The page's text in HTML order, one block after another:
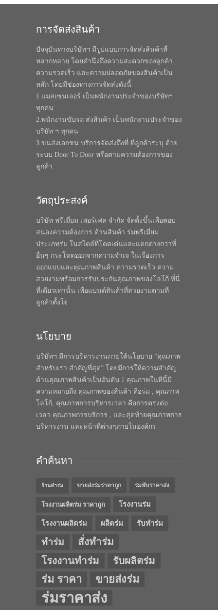
การจัดส่งสินค้า
ปัจจุบันทางบริษัทฯ มีรูปแบบการจัดส่งสินค้าที่
หลากหลาย โดยคำนึงถึงความสะดวกของลูกค้า
ความรวดเร็ว และความปลอดภัยของสินค้าเป็น
หลัก โดยมีช่องทางการจัดส่งดังนี้
1.แมสเซนเจอร์ เป็นพนักงานประจำของบริษัทฯ
ทุกคน
2.พนักงานขับรถ ส่งสินค้า เป็นพนักงานประจำของ
บริษัท ฯ ทุกคน
3.ขนส่งเอกชน บริการจัดส่งถึงที่ ที่ลูกค้าระบุ ด้วย
ระบบ Door To Door หรือตามความต้องการของ
ลูกค้า
วัตถุประสงค์
บริษัท พรีเมี่ยม เพอร์เฟค จำกัด จัดตั้งขึ้นเพื่อตอบ
สนองความต้องการ ด้านสินค้า ร่มพรีเมี่ยม
ประเภทร่ม ในสไตล์ที่โดดเด่นและแตกต่างกว่าที่
อื่นๆ กระโดดออกจากความจำเจ ในเรื่องการ
ออกแบบและคุณภาพสินค้า ความรวดเร็ว ความ
สวยงามพร้อมการรับประกันคุณภาพของโลโก้ ที่นี่
ที่เดียวเท่านั้น เพื่อแบนด์สินค้าที่สวยงามตามที่
ลูกค้าตั้งใจ
นโยบาย
บริษัทฯ มีการบริหารงานภายใต้นโยบาย “คุณภาพ
สำหรับเรา สำคัญที่สุด” โดยมีการให้ความสำคัญ
ด้านคุณภาพสินค้าเป็นอันดับ 1 คุณภาพในทีนี้มี
ความหมายถึง คุณภาพของสินค้า คือร่ม , คุณภาพ
โลโก้, คุณภาพการบริหารเวลา คือการตรงต่อ
เวลา คุณภาพการบริการ , และสุดท้ายคุณภาพการ
บริหารงาน และหน้าที่ต่างๆภายในองค์กร
คำค้นหา
ร้านทำร่ม ขายส่งร่มราคาถูก ร่มพับราคาส่ง
โรงงานผลิตร่ม ราคาถูก โรงงานร่ม
โรงงานผลิตร่ม ผลิตร่ม รับทำร่ม
ทำร่ม
สั่งทำร่ม
โรงงานทำร่ม
รับผลิตร่ม
ร่ม ราคา ขายส่งร่ม
ร่มราคาส่ง